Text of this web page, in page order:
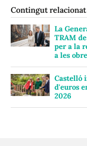
Contingut relacionat
La
TRAM
per a la
a les
Castelló
d'euros
2026